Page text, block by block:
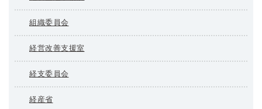
組織委員会
経営改善支援室
経支委員会
経産省